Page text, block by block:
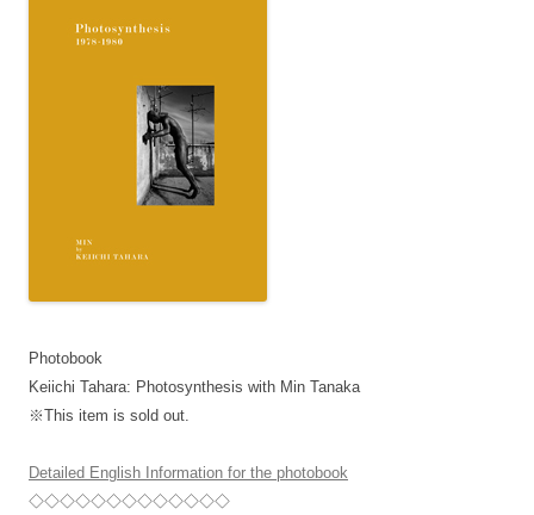
Photobook
Keiichi Tahara: Photosynthesis with Min Tanaka
※This item is sold out.
Detailed English Information for the photobook
◇◇◇◇◇◇◇◇◇◇◇◇◇